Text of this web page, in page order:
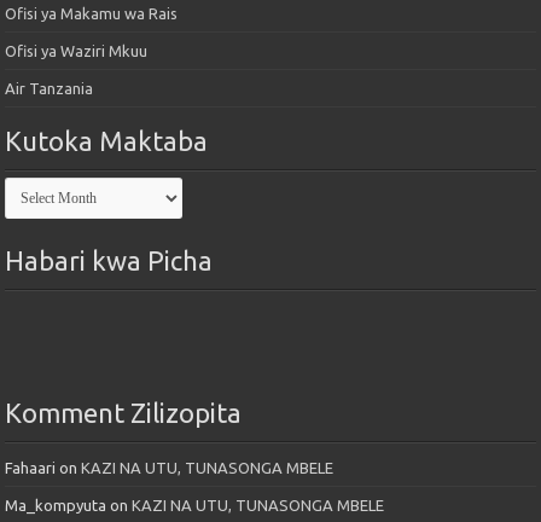
Ofisi ya Makamu wa Rais
Ofisi ya Waziri Mkuu
Air Tanzania
Kutoka Maktaba
Kutoka
Maktaba
Habari kwa Picha
Komment Zilizopita
Fahaari onKAZI NA UTU, TUNASONGA MBELE
Ma_kompyuta onKAZI NA UTU, TUNASONGA MBELE